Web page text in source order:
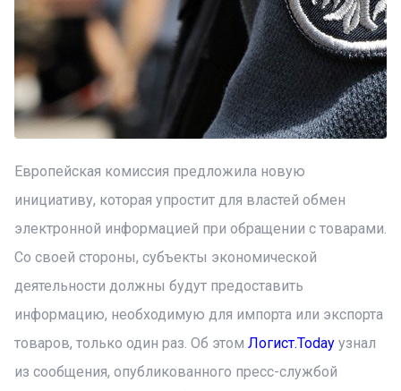
Европейская комиссия предложила новую
инициативу, которая упростит для властей обмен
электронной информацией при обращении с товарами.
Со своей стороны, субъекты экономической
деятельности должны будут предоставить
информацию, необходимую для импорта или экспорта
товаров, только один раз. Об этом Логист.Today узнал
из сообщения, опубликованного пресс-службой